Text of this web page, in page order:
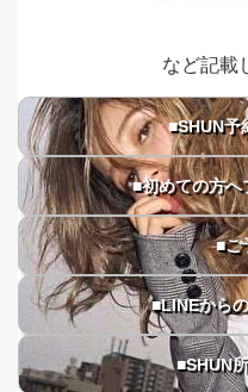
など記載
■SHUN予
■初めての方へ
■ご
■LINEから
■SHUN